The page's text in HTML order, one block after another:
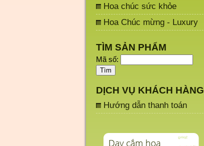
Hoa chúc sức khỏe
Hoa Chúc mừng - Luxury
TÌM SẢN PHẨM
Mã số:
DỊCH VỤ KHÁCH HÀNG
Hướng dẫn thanh toán